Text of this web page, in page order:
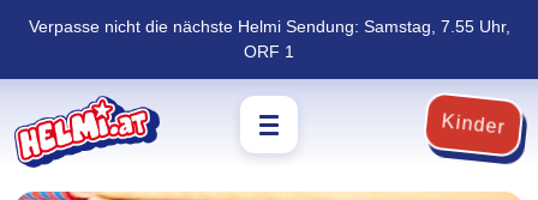
Navigation
Zum
Verpasse nicht die nächste Helmi Sendung: Samstag, 7.55 Uhr,
ORF 1
Kinder